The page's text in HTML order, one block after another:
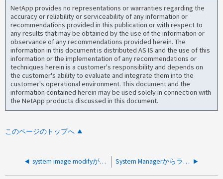
NetApp provides no representations or warranties regarding the
accuracy or reliability or serviceability of any information or
recommendations provided in this publication or with respect to
any results that may be obtained by the use of the information or
observance of any recommendations provided herein. The
information in this document is distributed AS IS and the use of this
information or the implementation of any recommendations or
techniques herein is a customer's responsibility and depends on
the customer's ability to evaluate and integrate them into the
customer's operational environment. This document and the
information contained herein may be used solely in connection with
the NetApp products discussed in this document.
このページのトップへ
system image modifyが「cannot change default software image」というメッセージで失敗する System Managerからライセンスの状態が非準拠と報告される